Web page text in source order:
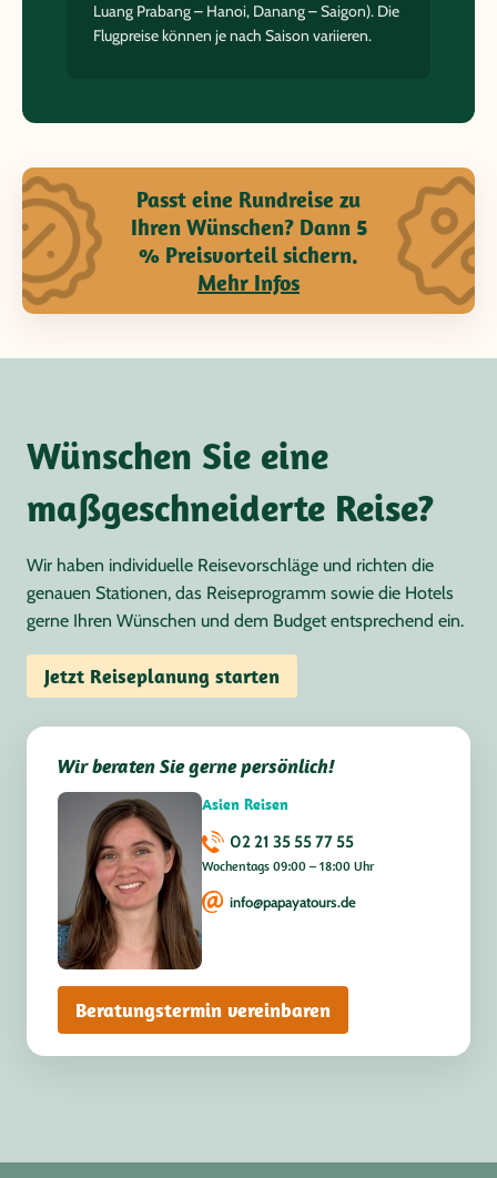
Luang Prabang – Hanoi, Danang – Saigon). Die
Flugpreise können je nach Saison variieren.
Passt eine Rundreise zu
Ihren Wünschen? Dann 5
% Preisvorteil sichern.
Mehr Infos
Wünschen Sie eine
maßgeschneiderte Reise?
Wir haben individuelle Reisevorschläge und richten die
genauen Stationen, das Reiseprogramm sowie die Hotels
gerne Ihren Wünschen und dem Budget entsprechend ein.
Jetzt Reiseplanung starten
Wir beraten Sie gerne persönlich!
Asien Reisen
02 21 35 55 77 55
Wochentags 09:00 – 18:00 Uhr
info@papayatours.de
Beratungstermin vereinbaren